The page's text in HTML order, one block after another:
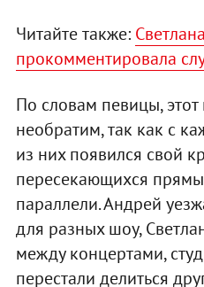
Читайте также:
прокомментировала
По словам певицы,
необратим, так как с
из них появился свой
пересекающихся
параллели. Андрей
для разных шоу,
между концертами,
перестали делиться